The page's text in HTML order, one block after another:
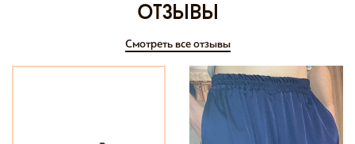
отзывы
Смотреть все отзывы